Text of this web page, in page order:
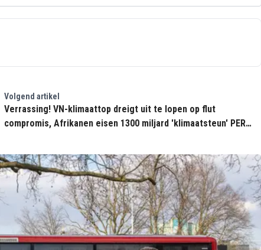
Volgend artikel
Verrassing! VN-klimaattop dreigt uit te lopen op flut
compromis, Afrikanen eisen 1300 miljard 'klimaatsteun' PER